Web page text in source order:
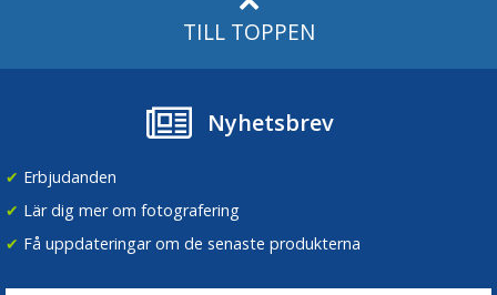
TILL TOPPEN
Nyhetsbrev
✔ Erbjudanden
✔ Lär dig mer om fotografering
✔ Få uppdateringar om de senaste produkterna